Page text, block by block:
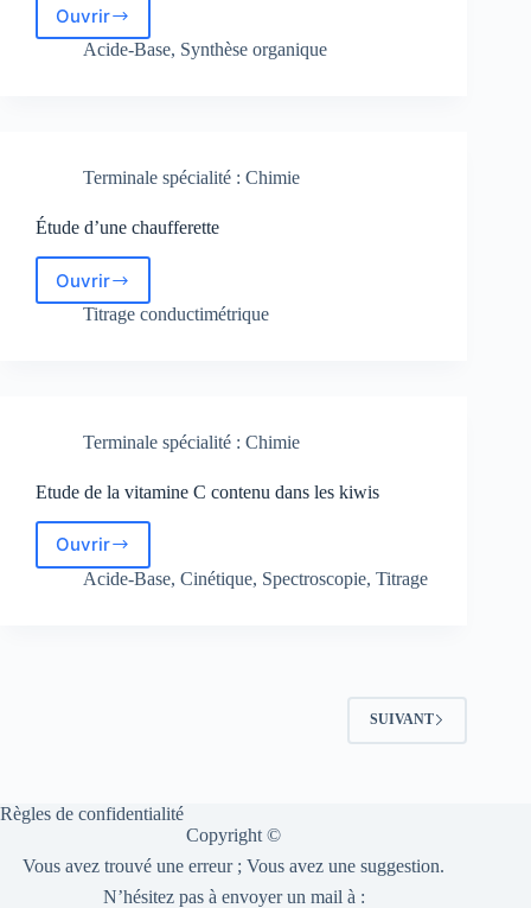
Ouvrir
Un
savon
Acide-Base, Synthèse organique
Terminale spécialité : Chimie
Étude d’une chaufferette
OuvrirÉtude
d’une
Titrage conductimétrique
Terminale spécialité : Chimie
Etude de la vitamine C contenu dans les kiwis
OuvrirEtude
de
Acide-Base, Cinétique, Spectroscopie, Titrage
SUIVANT
Règles de confidentialité
Copyright ©
Vous avez trouvé une erreur ; Vous avez une suggestion.
N’hésitez pas à envoyer un mail à :